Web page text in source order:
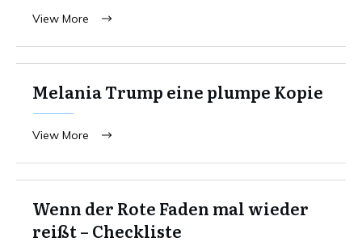
View More
Melania Trump eine plumpe Kopie
View More
Wenn der Rote Faden mal wieder
reißt – Checkliste